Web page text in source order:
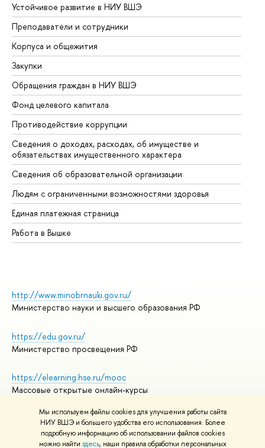
Мы используем файлы cookies для улучшения работы сайта
НИУ ВШЭ и большего удобства его использования. Более
подробную информацию об использовании файлов cookies
можно найти здесь, наши правила обработки персональных
Устойчивое развитие в НИУ ВШЭ
Преподаватели и сотрудники
Корпуса и общежития
Закупки
Обращения граждан в НИУ ВШЭ
Фонд целевого капитала
Противодействие коррупции
Сведения о доходах, расходах, об имуществе и
обязательствах имущественного характера
Сведения об образовательной организации
Людям с ограниченными возможностями здоровья
Единая платежная страница
Работа в Вышке
http://www.minobrnauki.gov.ru/
Министерство науки и высшего образования РФ
https://edu.gov.ru/
Министерство просвещения РФ
https://elearning.hse.ru/mooc
Массовые открытые онлайн-курсы
© НИУ ВШЭ 1993–2026
Адреса и контакты